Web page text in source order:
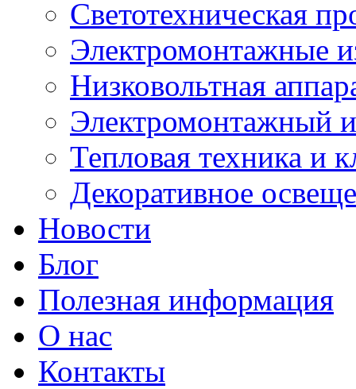
Светотехническая
Электромонтажные
Низковольтная
Электромонтажный
Тепловая техника и
Декоративное
Новости
Блог
Полезная информация
О нас
Контакты